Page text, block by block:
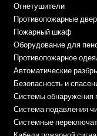
Огнетушители
Противопожарные
Пожарный шкаф
Оборудование для
Противопожарное
Автоматические
Безопасность и
Системы обнаружения
Система подавления
Системные